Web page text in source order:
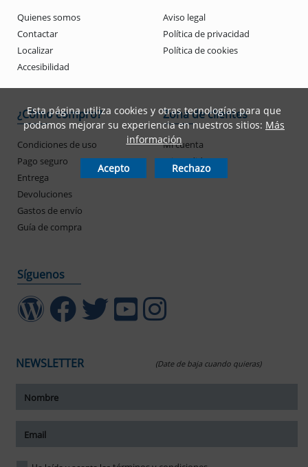
Quienes somos
Contactar
Localizar
Accesibilidad
Aviso legal
Política de privacidad
Política de cookies
¿Cómo compro?
Condiciones de uso
Pago seguro
Entrega
Devoluciones
Gastos de envío
Guía de compra
Zona de clientes
Mi cuenta
Mis pedidos
Síguenos
NEWSLETTER (Date de baja cuando quieras)
Esta página utiliza cookies y otras tecnologías para que
podamos mejorar su experiencia en nuestros sitios: Más
información
Acepto Rechazo
tamaño del texto
del texto
espaciado del texto